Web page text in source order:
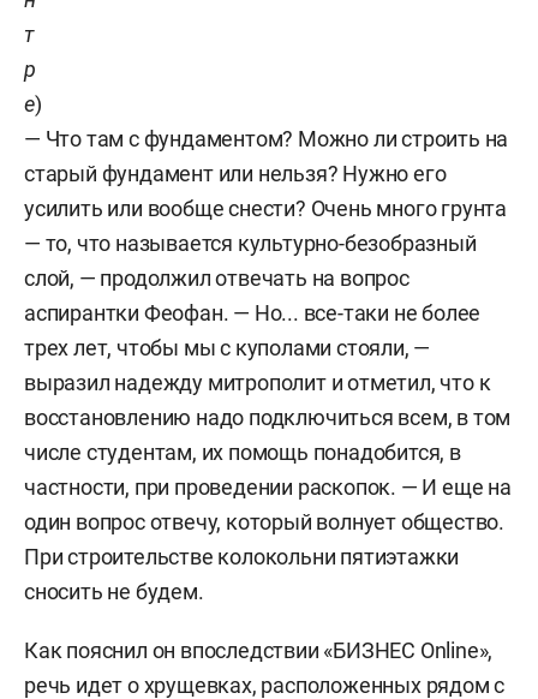
т
р
е)
— Что там с фундаментом? Можно ли строить на
старый фундамент или нельзя? Нужно его
усилить или вообще снести? Очень много грунта
— то, что называется культурно-безобразный
слой, — продолжил отвечать на вопрос
аспирантки Феофан. — Но... все-таки не более
трех лет, чтобы мы с куполами стояли, —
выразил надежду митрополит и отметил, что к
восстановлению надо подключиться всем, в том
числе студентам, их помощь понадобится, в
частности, при проведении раскопок. — И еще на
один вопрос отвечу, который волнует общество.
При строительстве колокольни пятиэтажки
сносить не будем.
Как пояснил он впоследствии «БИЗНЕС Online»,
речь идет о хрущевках, расположенных рядом с